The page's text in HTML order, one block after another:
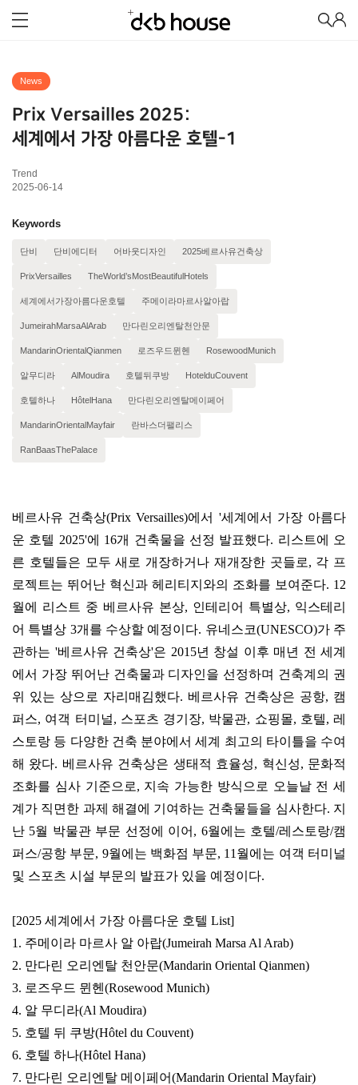
News
Prix Versailles 2025:
세계에서 가장 아름다운 호텔-1
Trend
2025-06-14
Keywords
단비 단비에디터 어바웃디자인 2025베르사유건축상
PrixVersailles TheWorld’sMostBeautifulHotels
세계에서가장아름다운호텔 주메이라마르사알아랍
JumeirahMarsaAlArab 만다린오리엔탈천안문
MandarinOrientalQianmen 로즈우드뮌헨 RosewoodMunich
알무디라 AlMoudira 호텔뒤쿠방 HotelduCouvent
호텔하나 HôtelHana 만다린오리엔탈메이페어
MandarinOrientalMayfair 란바스더팰리스
RanBaasThePalace
베르사유 건축상(Prix Versailles)에서 '세계에서 가장 아름다
운 호텔 2025'에 16개 건축물을 선정 발표했다. 리스트에 오
른 호텔들은 모두 새로 개장하거나 재개장한 곳들로, 각 프
로젝트는 뛰어난 혁신과 헤리티지와의 조화를 보여준다. 12
월에 리스트 중 베르사유 본상, 인테리어 특별상, 익스테리
어 특별상 3개를 수상할 예정이다. 유네스코(UNESCO)가 주
관하는 '베르사유 건축상'은 2015년 창설 이후 매년 전 세계
에서 가장 뛰어난 건축물과 디자인을 선정하며 건축계의 권
위 있는 상으로 자리매김했다. 베르사유 건축상은 공항, 캠
퍼스, 여객 터미널, 스포츠 경기장, 박물관, 쇼핑몰, 호텔, 레
스토랑 등 다양한 건축 분야에서 세계 최고의 타이틀을 수여
해 왔다. 베르사유 건축상은 생태적 효율성, 혁신성, 문화적
조화를 심사 기준으로, 지속 가능한 방식으로 오늘날 전 세
계가 직면한 과제 해결에 기여하는 건축물들을 심사한다. 지
난 5월 박물관 부문 선정에 이어 , 6월에는 호텔/레스토랑/캠
퍼스/공항 부문, 9월에는 백화점 부문, 11 월에는 여객 터미널
및 스포츠 시설 부문의 발표가 있을 예정이다.
[2025 세계에서 가장 아름다운 호텔 List]
1. 주메이라 마르사 알 아랍(Jumeirah Marsa Al Arab)
2. 만다린 오리엔탈 천안문(Mandarin Oriental Qianmen)
3. 로즈우드 뮌헨 (Rosewood Munich)
4. 알 무디라(Al Moudira)
5. 호텔 뒤 쿠방(Hôtel du Couvent)
6. 호텔 하나(Hôtel Hana)
7. 만다린 오리엔탈 메이페어(Mandarin Oriental Mayfair)